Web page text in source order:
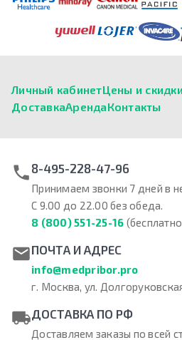
Личный кабинетЦены и скидки
ДоставкаАрендаКонтакты
8-495-228-47-96
Принимаем звонки 7 дней в
С 9.00 до 22.00 без обеда.
8 (800) 551-25-16
ПОЧТА И АДРЕС
info@medpribor.pro
г. Москва, ул.
ДОСТАВКА ПО РФ
Доставляем заказы по всей